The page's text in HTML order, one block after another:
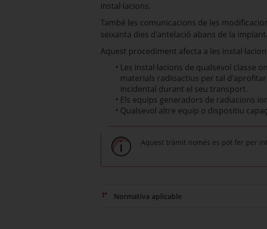
instal·lacions.
També les comunicacions de les
seixanta dies d'antelació abans de la
Aquest procediment afecta a les
Les instal·lacions de qualsevol classe
materials radioactius per tal
incidental durant el seu transport.
Els equips generadors de radiacions
Qualsevol altre equip o dispositiu
Aquest tràmit només es pot fer per
Normativa aplicable